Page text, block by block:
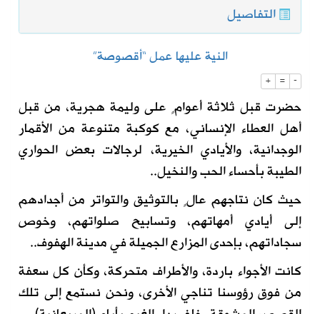
التفاصيل
النية عليها عمل “أقصوصة”
+ = -
حضرت قبل ثلاثة أعوامٍ على وليمة هجرية، من قبل
أهل العطاء الإنساني، مع كوكبة متنوعة من الأقمار
الوجدانية، والأيادي الخيرية، لرجالات بعض الحواري
الطيبة بأحساء الحب والنخيل..
حيث كان نتاجهم عالٍ بالتوثيق والتواتر من أجدادهم
إلى أيادي أمهاتهم، وتسابيح صلواتهم، وخوص
سجاداتهم، بإحدى المزارع الجميلة في مدينة الهفوف..
كانت الأجواء باردة، والأطراف متحركة، وكأن كل سعفة
من فوق رؤوسنا تناجي الأخرى، ونحن نستمع إلى تلك